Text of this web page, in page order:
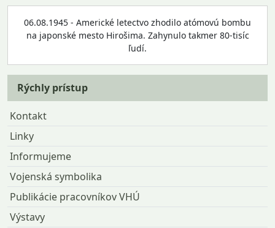
06.08.1945 - Americké letectvo zhodilo atómovú bombu
na japonské mesto Hirošima. Zahynulo takmer 80-tisíc
ľudí.
Rýchly prístup
Kontakt
Linky
Informujeme
Vojenská symbolika
Publikácie pracovníkov VHÚ
Výstavy